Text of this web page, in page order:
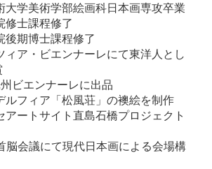
学美術学部絵画科日本画専攻卒業
士課程修了
期博士課程修了
ア・ビエンナーレにて東洋人とし
ビエンナーレに出品
フィア「松風荘」の襖絵を制作
ートサイト直島石橋プロジェクト
会議にて現代日本画による会場構